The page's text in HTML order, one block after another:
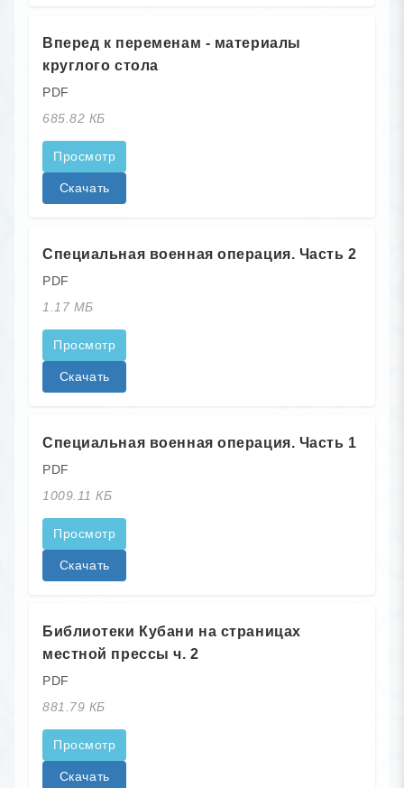
Вперед к переменам - материалы
круглого стола
PDF
685.82 КБ
Просмотр
Скачать
Специальная военная операция. Часть 2
PDF
1.17 МБ
Просмотр
Скачать
Специальная военная операция. Часть 1
PDF
1009.11 КБ
Просмотр
Скачать
Библиотеки Кубани на страницах
местной прессы ч. 2
PDF
881.79 КБ
Просмотр
Скачать